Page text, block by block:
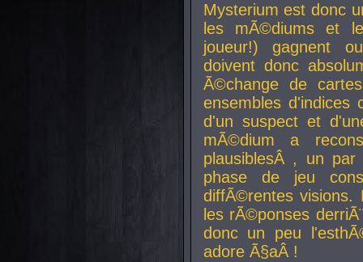
Mysterium est donc
les mÃ©diums et
joueur!) gagnent
doivent donc
Ã©change de
ensembles d'indices
d'un suspect et
mÃ©dium a
plausiblesÂ , un par
phase de jeu
diffÃ©rentes visions.
les rÃ©ponses
donc un peu
adore Ã§aÂ !